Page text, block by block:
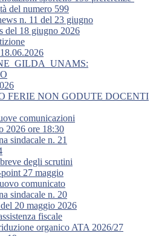
del numero 599
n. 11 del 23 giugno
del 18 giugno 2026
FERIE NON GODUTE DOCENTI
comunicazioni
2026 ore 18:30
sindacale n. 21
degli scrutini
27 maggio
comunicato
sindacale n. 20
20 maggio 2026
fiscale
organico ATA 2026/27